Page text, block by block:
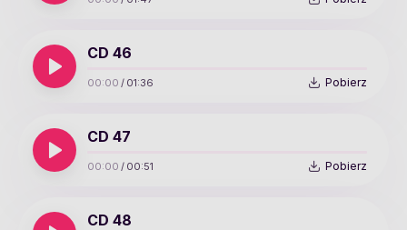
CD 46
00:00 / 01:36 Pobierz
CD 47
00:00 / 00:51 Pobierz
CD 48